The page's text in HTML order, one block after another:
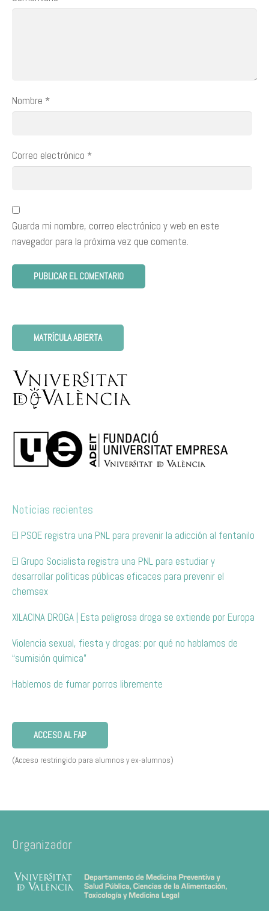
Nombre *
Correo electrónico *
Guarda mi nombre, correo electrónico y web en este
navegador para la próxima vez que comente.
MATRÍCULA ABIERTA
Noticias recientes
El PSOE registra una PNL para prevenir la adicción al fentanilo
El Grupo Socialista registra una PNL para estudiar y
desarrollar políticas públicas eficaces para prevenir el
chemsex
XILACINA DROGA | Esta peligrosa droga se extiende por Europa
Violencia sexual, fiesta y drogas: por qué no hablamos de
“sumisión química”
Hablemos de fumar porros libremente
ACCESO AL FAP
(Acceso restringido para alumnos y ex-alumnos)
Organizador